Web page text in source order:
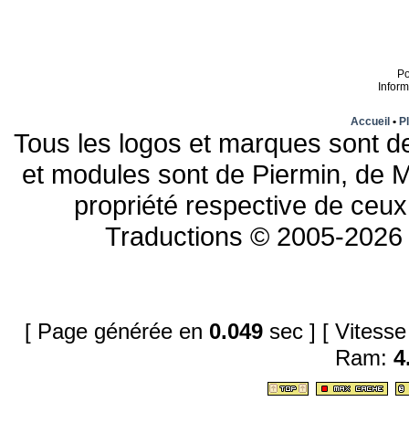
Accueil •
Tous les logos et marques sont
et modules sont de Piermin, de
propriété respective de
Traductions © 2005-
[ Page générée en 0.049sec ] [
Ram: